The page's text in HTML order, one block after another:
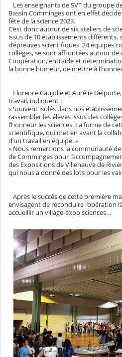
Les enseignants de SVT du groupe
Bassin Comminges ont en effet
fête de la science 2023.
C’est donc autour de six ateliers de
issus de 10 établissements
d’épreuves scientifiques. 24 équipes
collèges, se sont affrontées autour de
Coopération, entraide et
la bonne humeur, de mettre à
Florence Caujolle et Aurélie
travail, indiquent :
« Souvent isolés dans nos
rassembler les élèves issus des
l’honneur les sciences. La forme de
scientifique, qui met en avant la
d’un travail en équipe. »
« Nous remercions la communauté
de Comminges pour
des Expositions de Villeneuve de
qui nous a donné des lots pour les
Après le succès de cette première
envisagent de reconduire l’opération
accueillir un village-expo sciences…